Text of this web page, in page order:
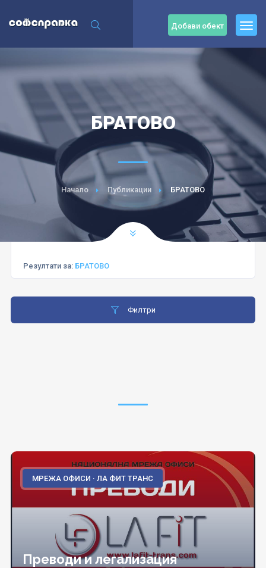
Добави обект
БРАТОВО
Начало Публикации БРАТОВО
Резултати за: БРАТОВО
Филтри
МРЕЖА ОФИСИ · ЛА ФИТ ТРАНС
Преводи и легализация